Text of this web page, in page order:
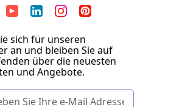
sich für unseren
an und bleiben Sie auf
über die neuesten
und Angebote.